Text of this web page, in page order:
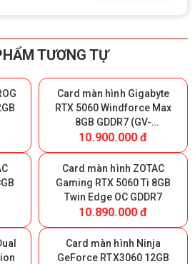
TƯƠNG TỰ
Card màn hình Gigabyte
RTX 5060 Windforce Max
8GB GDDR7 (GV-
N5060WF2MAX-OC 8GD)
10.900.000 đ
Card màn hình ZOTAC
Gaming RTX 5060 Ti 8GB
Twin Edge OC GDDR7
10.890.000 đ
Card màn hình Ninja
GeForce RTX3060 12GB